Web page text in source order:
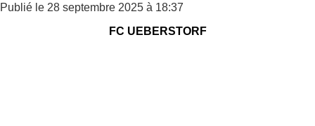
Publié le 28 septembre 2025 à 18:37
FC UEBERSTORF